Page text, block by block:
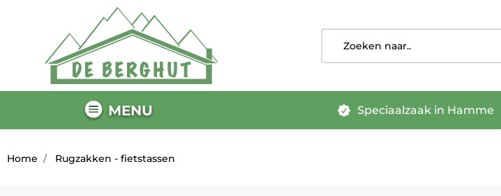
MENU Speciaalzaak in Hamme
Home Rugzakken - fietstassen